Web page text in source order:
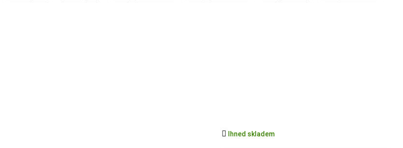
 Ihned skladem